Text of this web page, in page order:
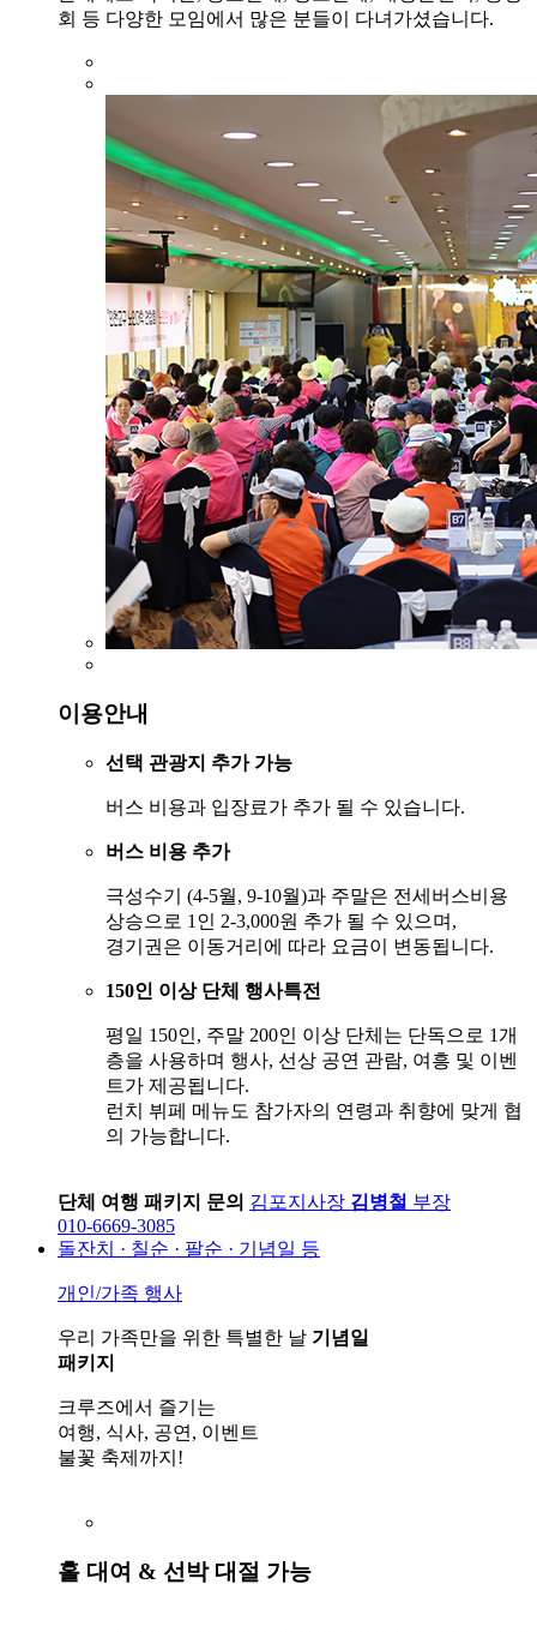
회 등 다양한 모임에서 많은 분들이 다녀가셨습니다.
이용안내
선택 관광지 추가 가능
버스 비용과 입장료가 추가 될 수 있습니다.
버스 비용 추가
극성수기 (4-5월, 9-10월)과 주말은 전세버스비용
상승으로 1인 2-3,000원 추가 될 수 있으며,
경기권은 이동거리에 따라 요금이 변동됩니다.
150인 이상 단체 행사특전
평일 150인, 주말 200인 이상 단체는 단독으로 1개
층을 사용하며 행사, 선상 공연 관람, 여흥 및 이벤
트가 제공됩니다.
런치 뷔페 메뉴도 참가자의 연령과 취향에 맞게 협
의 가능합니다.
단체 여행 패키지 문의 김포지사장 김병철 부장
010-6669-3085
돌잔치 · 칠순 · 팔순 · 기념일 등
개인/가족 행사
우리 가족만을 위한 특별한 날 기념일
패키지
크루즈에서 즐기는
여행, 식사, 공연, 이벤트
불꽃 축제까지!
홀 대여 & 선박 대절 가능